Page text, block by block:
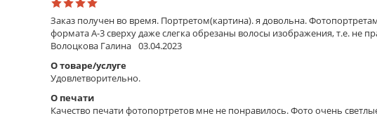
Заказ получен во время. Портретом(картина). я довольна.
формата А-3 сверху даже слегка обрезаны волосы изображения, т.е. не
Волоцкова Галина 03.04.2023
О товаре/услуге
Удовлетворительно.
О печати
Качество печати фотопортретов мне не понравилось. Фото очень